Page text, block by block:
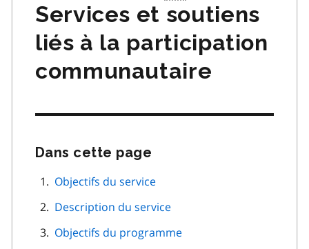
Services et soutiens
liés à la participation
communautaire
Dans cette page
page
Objectifs du service
Description du service
Objectifs du programme